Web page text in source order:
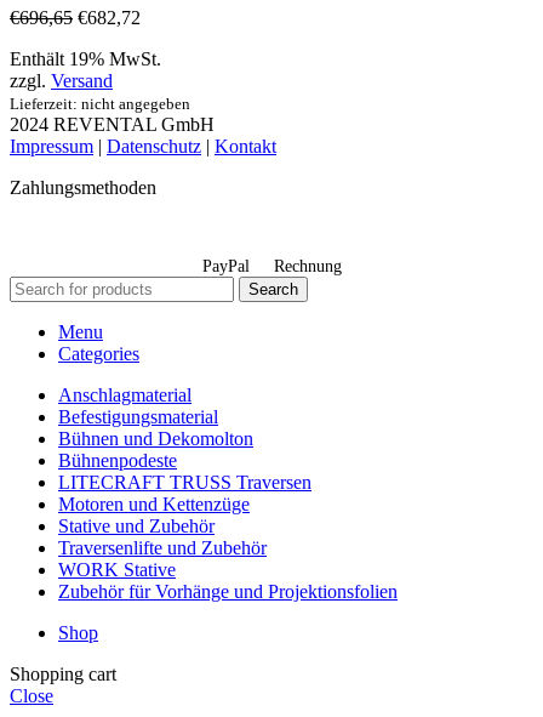
€696,65 €682,72
Enthält 19% MwSt.
zzgl. Versand
Lieferzeit: nicht angegeben
2024 REVENTAL GmbH
Impressum | Datenschutz | Kontakt
Zahlungsmethoden
PayPal Rechnung
Search
Menu
Categories
Anschlagmaterial
Befestigungsmaterial
Bühnen und Dekomolton
Bühnenpodeste
LITECRAFT TRUSS Traversen
Motoren und Kettenzüge
Stative und Zubehör
Traversenlifte und Zubehör
WORK Stative
Zubehör für Vorhänge und Projektionsfolien
Shop
Shopping cart
Close